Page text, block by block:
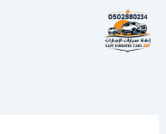
تخطي
إلى
المحتوى